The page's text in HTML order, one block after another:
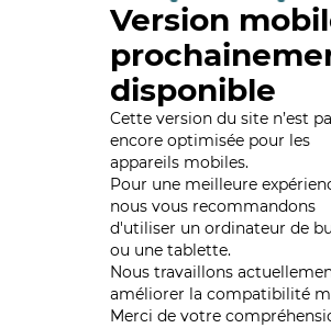
Version
disponible
Cette version du site n’est
encore optimisée pour les
appareils mobiles.
Pour une meilleure
nous vous recommandons
d'utiliser un ordinateur de
ou une tablette.
Nous travaillons
améliorer la compatibilité
Merci de votre